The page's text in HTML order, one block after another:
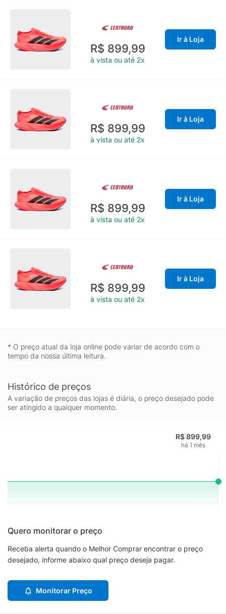
R$ 899,99
à vista ou até 2x
Ir à Loja
R$ 899,99
à vista ou até 2x
Ir à Loja
R$ 899,99
à vista ou até 2x
Ir à Loja
R$ 899,99
à vista ou até 2x
Ir à Loja
* O preço atual da loja online pode variar de acordo com o
tempo da nossa última leitura.
Histórico de preços
A variação de preços das lojas é diária, o preço desejado pode
ser atingido a qualquer momento.
R$ 899,99
há 1 mês
Quero monitorar o preço
Receba alerta quando o Melhor Comprar encontrar o preço
desejado, informe abaixo qual preço deseja pagar.
Monitorar Preço